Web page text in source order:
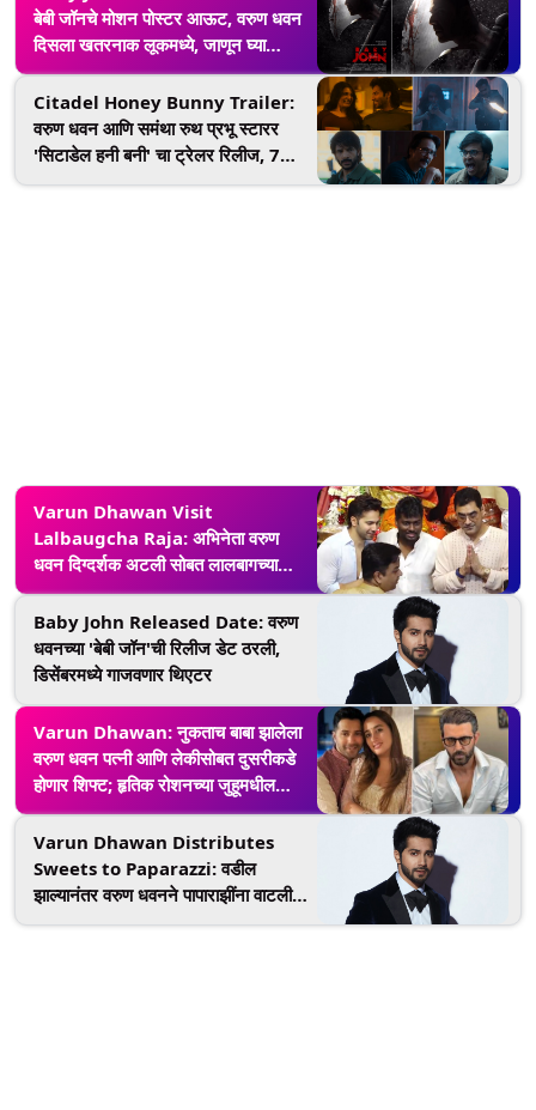
बेबी जॉनचे मोशन पोस्टर आऊट, वरुण धवन
दिसला खतरनाक लूकमध्ये, जाणून घ्या
चित्रपटगृहात टीझर कधी पाहायला मिळणार
Citadel Honey Bunny Trailer:
वरुण धवन आणि समंथा रुथ प्रभू स्टारर
'सिटाडेल हनी बनी' चा ट्रेलर रिलीज, 7
Varun Dhawan Visit
Lalbaugcha Raja: अभिनेता वरुण
धवन दिग्दर्शक अटली सोबत लालबागच्या
राजाच्या चरणी (Watch Video)
Baby John Released Date: वरुण
धवनच्या 'बेबी जॉन'ची रिलीज डेट ठरली,
डिसेंबरमध्ये गाजवणार थिएटर
Varun Dhawan: नुकताच बाबा झालेला
वरुण धवन पत्नी आणि लेकीसोबत दुसरीकडे
होणार शिफ्ट; हृतिक रोशनच्या जुहूमधील
फ्लॅटमध्ये भाड्याने रहायला जाण्याच्या चर्चा
Varun Dhawan Distributes
Sweets to Paparazzi: वडील
झाल्यानंतर वरुण धवनने पापाराझींना वाटली